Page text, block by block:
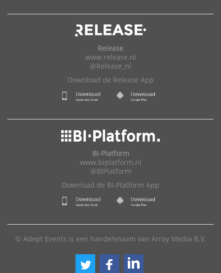
Release
www.release.nl
@Release_nl
Download de Release App
BI-Platform
www.biplatform.nl
@BIPlatform
Download de BI-Platform App
© Adept Events is een handelsnaam van Array Media B.V.